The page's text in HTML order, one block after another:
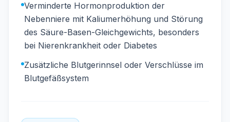
Verminderte Hormonproduktion der
Nebenniere mit Kaliumerhöhung und Störung
des Säure-Basen-Gleichgewichts, besonders
bei Nierenkrankheit oder Diabetes
Zusätzliche Blutgerinnsel oder Verschlüsse im
Blutgefäßsystem